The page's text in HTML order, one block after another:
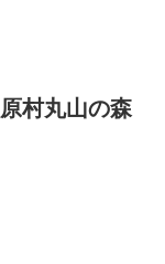
村丸山の森